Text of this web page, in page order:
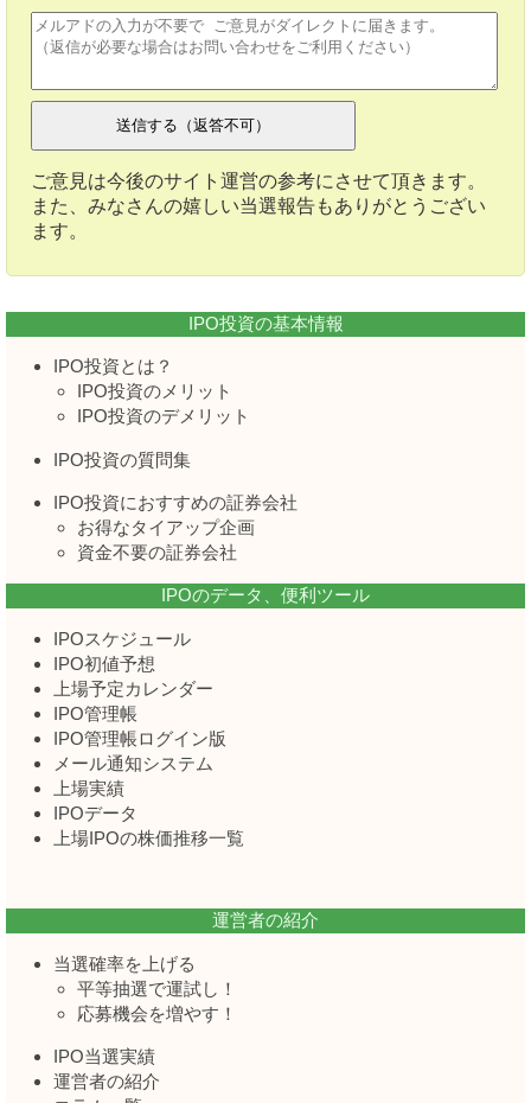
ご意見は今後のサイト運営の参考にさせて頂きます。
また、みなさんの嬉しい当選報告もありがとうござい
ます。
IPO投資の基本情報
IPO投資とは？
IPO投資のメリット
IPO投資のデメリット
IPO投資の質問集
IPO投資におすすめの証券会社
お得なタイアップ企画
資金不要の証券会社
IPOのデータ、便利ツール
IPOスケジュール
IPO初値予想
上場予定カレンダー
IPO管理帳
IPO管理帳ログイン版
メール通知システム
上場実績
IPOデータ
上場IPOの株価推移一覧
運営者の紹介
当選確率を上げる
平等抽選で運試し！
応募機会を増やす！
IPO当選実績
運営者の紹介